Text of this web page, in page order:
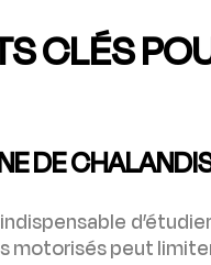
CLÉS
DE
d’étudier
motorisés peut